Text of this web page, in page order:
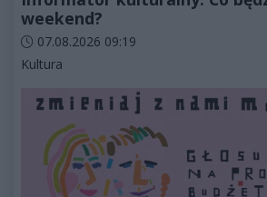
weekend?
Data dodania artykułu:
07.08.2026 09:19
Kategorie artykułu:
Kultura